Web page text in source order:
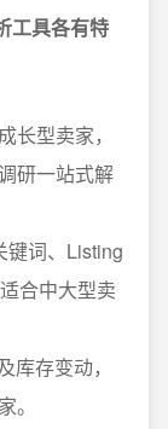
工具各有特
长型卖家，
研一站式解
键词、Listing
合中大型卖
存变动，
。